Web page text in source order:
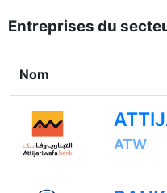
Entreprises du
Nom
ATW